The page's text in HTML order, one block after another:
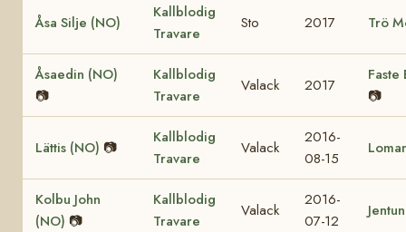
Åsa Silje (NO)
Kallblodig
Travare
Sto 2017 Trö
Åsaedin (NO)
📷
Kallblodig
Travare
Valack 2017
Faste
📷
Lättis (NO) 📷
Kallblodig
Travare
Valack
2016-
08-15
Kolbu John
(NO) 📷
Kallblodig
Travare
Valack
2016-
07-12